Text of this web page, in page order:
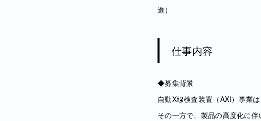
進）
仕事内容
◆募集背景
自動X線検査装置（AXI）事業
その一方で、製品の高度化に